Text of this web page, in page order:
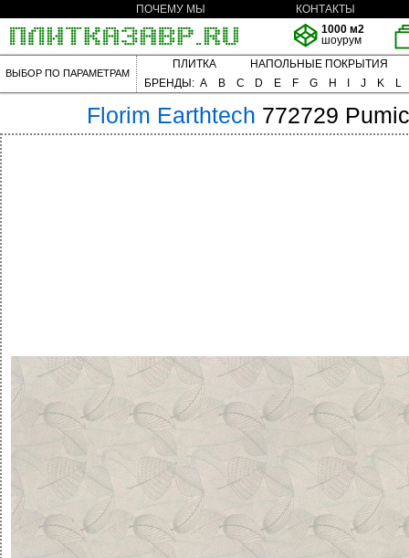
ПОЧЕМУ МЫ
КОНТАКТЫ
1000 м2
шоурум
ВЫБОР ПО ПАРАМЕТРАМ
ПЛИТКА
НАПОЛЬНЫЕ ПОКРЫТИЯ
БРЕНДЫ: A B C D E F G H J K L
Florim Earthtech 772729